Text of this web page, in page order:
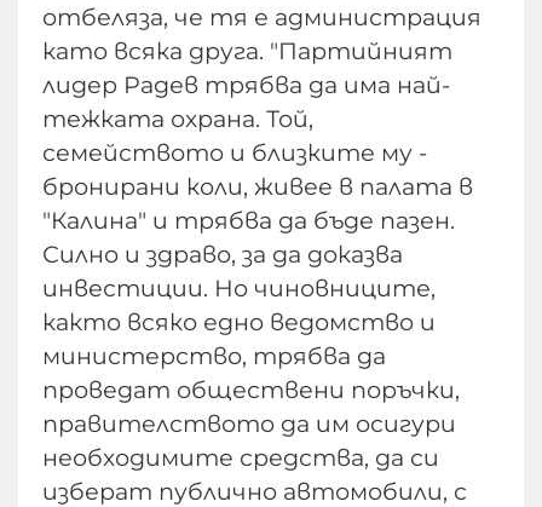
отбеляза, че тя е администрация
като всяка друга. "Партийният
лидер Радев трябва да има най-
тежката охрана. Той,
семейството и близките му -
бронирани коли, живее в палата в
"Калина" и трябва да бъде пазен.
Силно и здраво, за да доказва
инвестиции. Но чиновниците,
както всяко едно ведомство и
министерство, трябва да
проведат обществени поръчки,
правителството да им осигури
необходимите средства, да си
изберат публично автомобили, с